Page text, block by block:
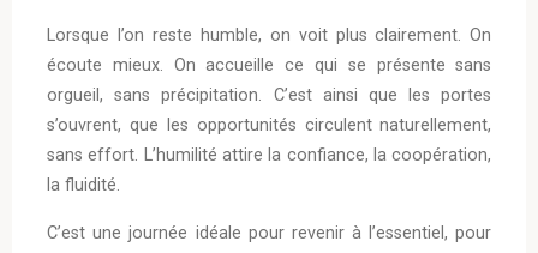
Lorsque l’on reste humble, on voit plus clairement. On
écoute mieux. On accueille ce qui se présente sans
orgueil, sans précipitation. C’est ainsi que les portes
s’ouvrent, que les opportunités circulent naturellement,
sans effort. L’humilité attire la confiance, la coopération,
la fluidité.
C’est une journée idéale pour revenir à l’essentiel, pour